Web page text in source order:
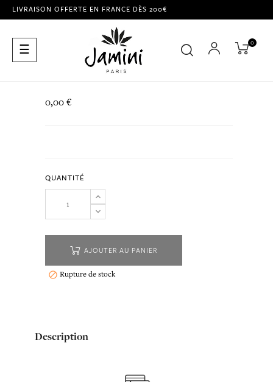
LIVRAISON OFFERTE EN FRANCE DÈS 200€
Basculer
la
☰ 0
0,00 €
QUANTITÉ
AJOUTER AU PANIER
 Rupture de stock
Description